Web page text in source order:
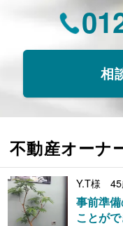
相
不動産オーナ
Y.T様
事前準
ことが